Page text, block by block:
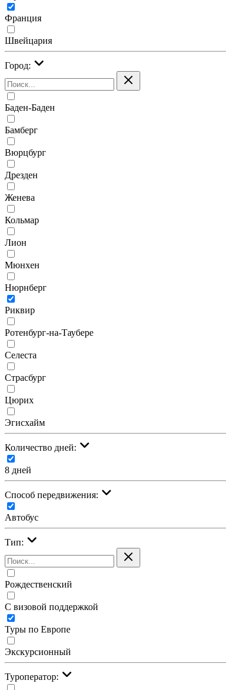
Франция
Швейцария
Город:
Баден-Баден
Бамберг
Вюрцбург
Дрезден
Женева
Кольмар
Лион
Мюнхен
Нюрнберг
Риквир
Ротенбург-на-Таубере
Селеста
Страсбург
Цюрих
Эгисхайм
Количество дней:
8 дней
Cпособ передвижения:
Автобус
Тип:
Рождественский
С визовой поддержкой
Туры по Европе
Экскурсионный
Туроператор: